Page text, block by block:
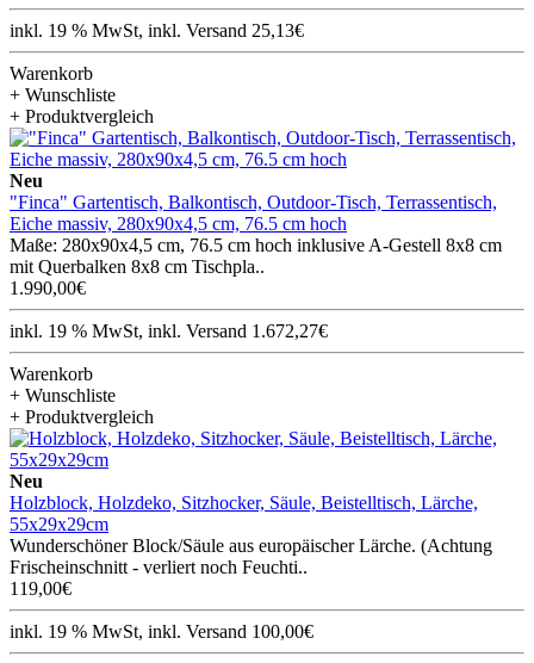
inkl. 19 % MwSt, inkl. Versand 25,13€
Warenkorb
+ Wunschliste
+ Produktvergleich
Neu
"Finca" Gartentisch, Balkontisch, Outdoor-Tisch, Terrassentisch,
Eiche massiv, 280x90x4,5 cm, 76.5 cm hoch
Maße: 280x90x4,5 cm, 76.5 cm hoch inklusive A-Gestell 8x8 cm
mit Querbalken 8x8 cm Tischpla..
1.990,00€
inkl. 19 % MwSt, inkl. Versand 1.672,27€
Warenkorb
+ Wunschliste
+ Produktvergleich
Neu
Holzblock, Holzdeko, Sitzhocker, Säule, Beistelltisch, Lärche,
55x29x29cm
Wunderschöner Block/Säule aus europäischer Lärche. (Achtung
Frischeinschnitt - verliert noch Feuchti..
119,00€
inkl. 19 % MwSt, inkl. Versand 100,00€